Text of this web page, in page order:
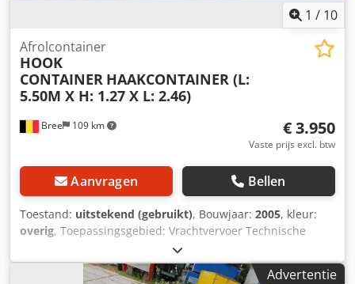
1 / 10
Bree 109 km
Afrolcontainer
HOOK
CONTAINER HAAKCONTAINER (L:
5.50M X H: 1.27 X L: 2.46)
€ 3.950
Vaste prijs excl. btw
Aanvragen Bellen
Toestand: uitstekend (gebruikt), Bouwjaar: 2005, kleur:
overig, Toepassingsgebied: Vrachtvervoer Technische
staat: zeer goed Optische staat: zeer goed Dsdpfozr If Nox
Anusck
Advertentie